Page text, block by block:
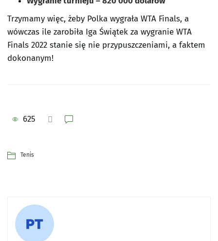
Trzymamy więc, żeby Polka wygrała WTA Finals, a
wówczas ile zarobiła Iga Świątek za wygranie WTA
Finals 2022 stanie się nie przypuszczeniami, a faktem
dokonanym!
625
Tenis